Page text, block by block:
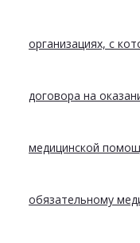
организациях, с
договора на
медицинской
обязательному